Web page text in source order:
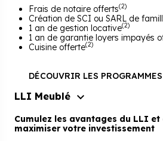
Frais de notaire offerts(2)
Création de SCI ou SARL de
1 an de gestion locative(2)
1 an de garantie loyers impayés
Cuisine offerte(2)
DÉCOUVRIR LES
LLI Meublé
Cumulez les avantages du LLI
maximiser votre investissement